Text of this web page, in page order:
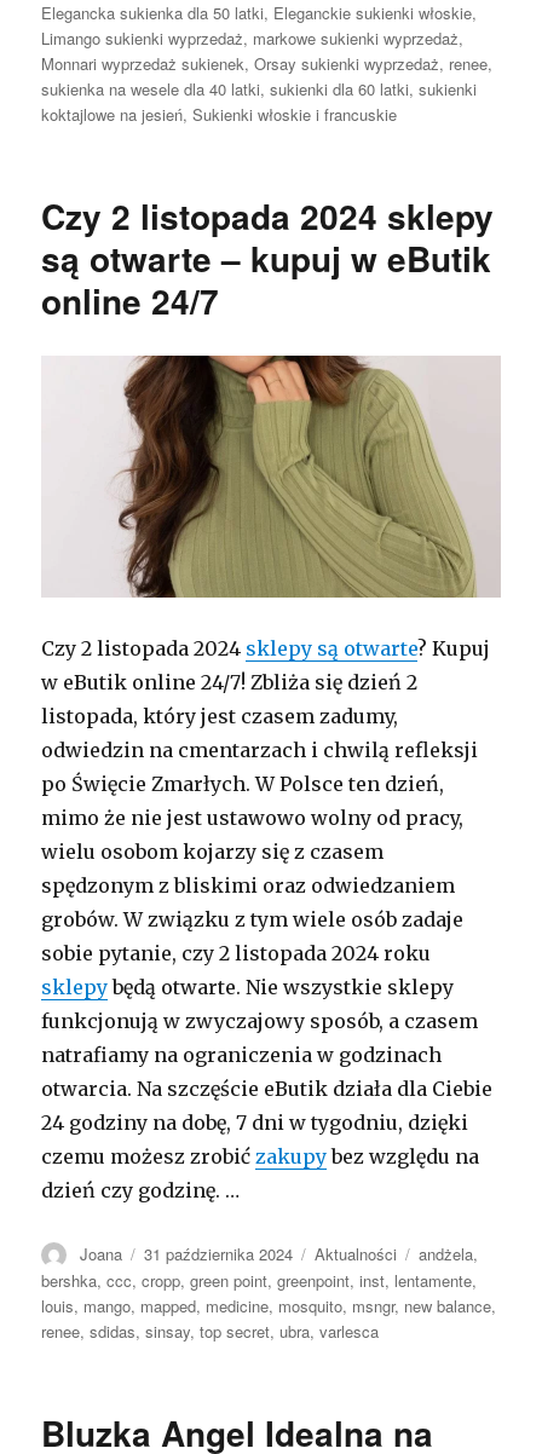
Elegancka sukienka dla 50 latki, Eleganckie sukienki włoskie,
Limango sukienki wyprzedaż, markowe sukienki wyprzedaż,
Monnari wyprzedaż sukienek,Orsay sukienki wyprzedaż, renee,
sukienka na wesele dla 40 latki,sukienki dla 60 latki,sukienki
koktajlowe na jesień,Sukienki włoskie i francuskie
Czy 2 listopada 2024 sklepy
są otwarte – kupuj w eButik
online 24/7
Czy 2 listopada 2024 sklepy są otwarte? Kupuj
w eButik online 24/7! Zbliża się dzień 2
listopada, który jest czasem zadumy,
odwiedzin na cmentarzach i chwilą refleksji
po Święcie Zmarłych. W Polsce ten dzień,
mimo że nie jest ustawowo wolny od pracy,
wielu osobom kojarzy się z czasem
spędzonym z bliskimi oraz odwiedzaniem
grobów. W związku z tym wiele osób zadaje
sobie pytanie, czy 2 listopada 2024 roku
sklepybędą otwarte. Nie wszystkie sklepy
funkcjonują w zwyczajowy sposób, a czasem
natrafiamy na ograniczenia w godzinach
otwarcia. Na szczęście eButik działa dla Ciebie
24 godziny na dobę, 7 dni w tygodniu, dzięki
czemu możesz zrobić zakupybez względu na
dzień czy godzinę. …
Autor
Joana Opublikowano
31 października 2024 Kategorie
Aktualności Tagi
andżela,
bershka,ccc,cropp,green point,greenpoint,inst, lentamente,
louis, mango, mapped, medicine, mosquito, msngr, new balance,
renee,sdidas,sinsay,top secret, ubra,varlesca
Bluzka Angel Idealna na